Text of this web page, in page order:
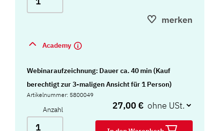
merken
Academy
Webinaraufzeichnung: Dauer ca. 40 min (Kauf
berechtigt zur 3-maligen Ansicht für 1 Person)
Artikelnummer: 5800049
Anzahl 27,00 €